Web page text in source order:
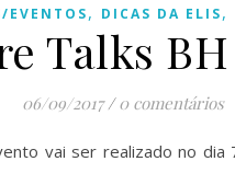
EVENTOS, DICAS DA ELIS,
Talks BH
06/09/2017 / 0 comentários
vai ser realizado no